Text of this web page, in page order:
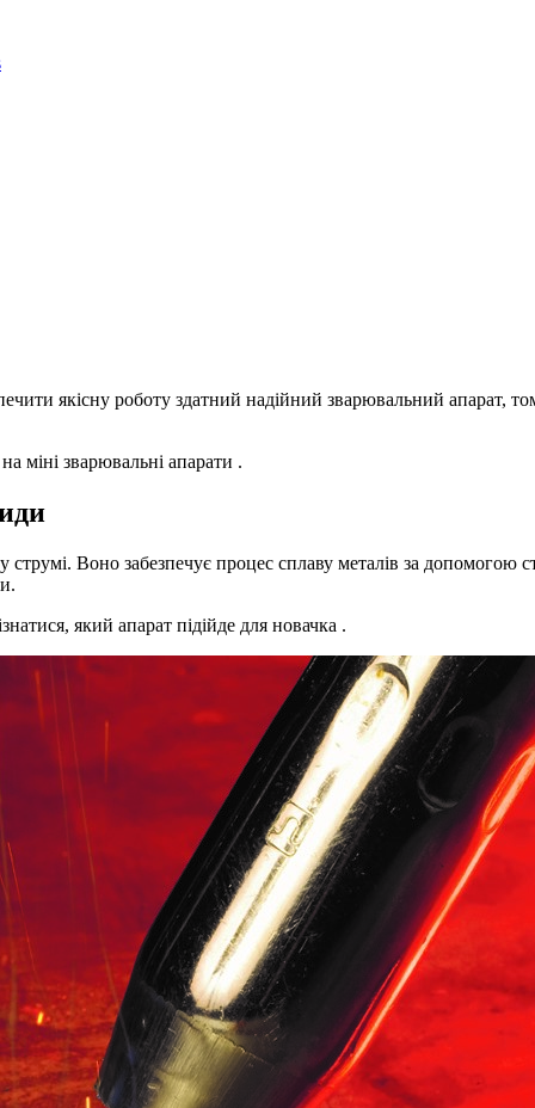
якісну роботу здатний надійний зварювальний апарат,
міні зварювальні апарати .
Воно забезпечує процес сплаву металів за
який апарат підійде для новачка .